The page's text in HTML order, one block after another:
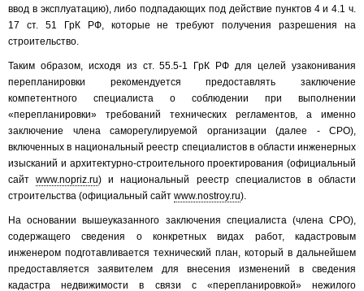
ввод в эксплуатацию), либо подпадающих под действие пунктов 4 и 4.1 ч.
17 ст. 51 ГрК РФ, которые не требуют получения разрешения на
строительство.
Таким образом, исходя из ст. 55.5-1 ГрК РФ для целей узаконивания
перепланировки рекомендуется предоставлять заключение
компетентного специалиста о соблюдении при выполнении
«перепланировки» требований технических регламентов, а именно
заключение члена саморегулируемой организации (далее - СРО),
включенных в национальный реестр специалистов в области инженерных
изысканий и архитектурно-строительного проектирования (официальный
сайтwww.nopriz.ru) и национальный реестр специалистов в области
строительства (официальный сайт www.nostroy.ru).
На основании вышеуказанного заключения специалиста (члена СРО),
содержащего сведения о конкретных видах работ, кадастровым
инженером подготавливается технический план, который в дальнейшем
предоставляется заявителем для внесения изменений в сведения
кадастра недвижимости в связи с «перепланировкой» нежилого